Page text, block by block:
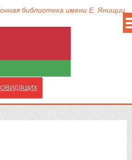
библиотека имени Е. Янищиц